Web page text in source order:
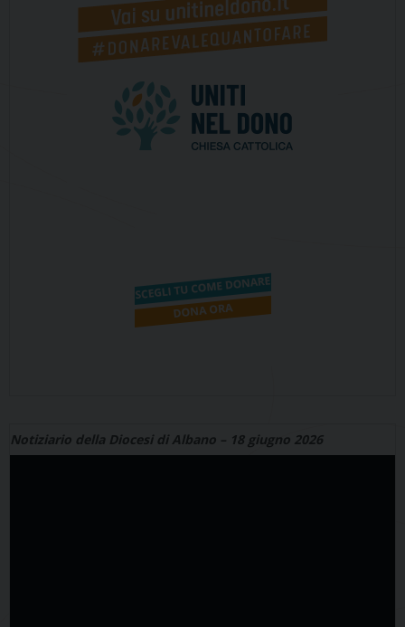
Notiziario della Diocesi di Albano – 18 giugno 2026